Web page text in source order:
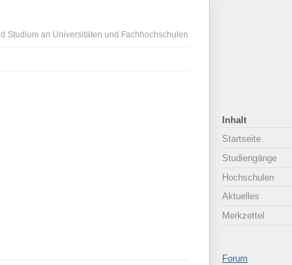
Studium an Universitäten und Fachhochschulen
Inhalt
Startseite
Studiengänge
Hochschulen
Aktuelles
Merkzettel
Forum